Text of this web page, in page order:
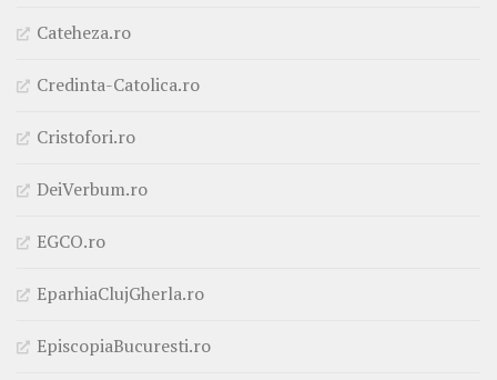
Cateheza.ro
Credinta-Catolica.ro
Cristofori.ro
DeiVerbum.ro
EGCO.ro
EparhiaClujGherla.ro
EpiscopiaBucuresti.ro